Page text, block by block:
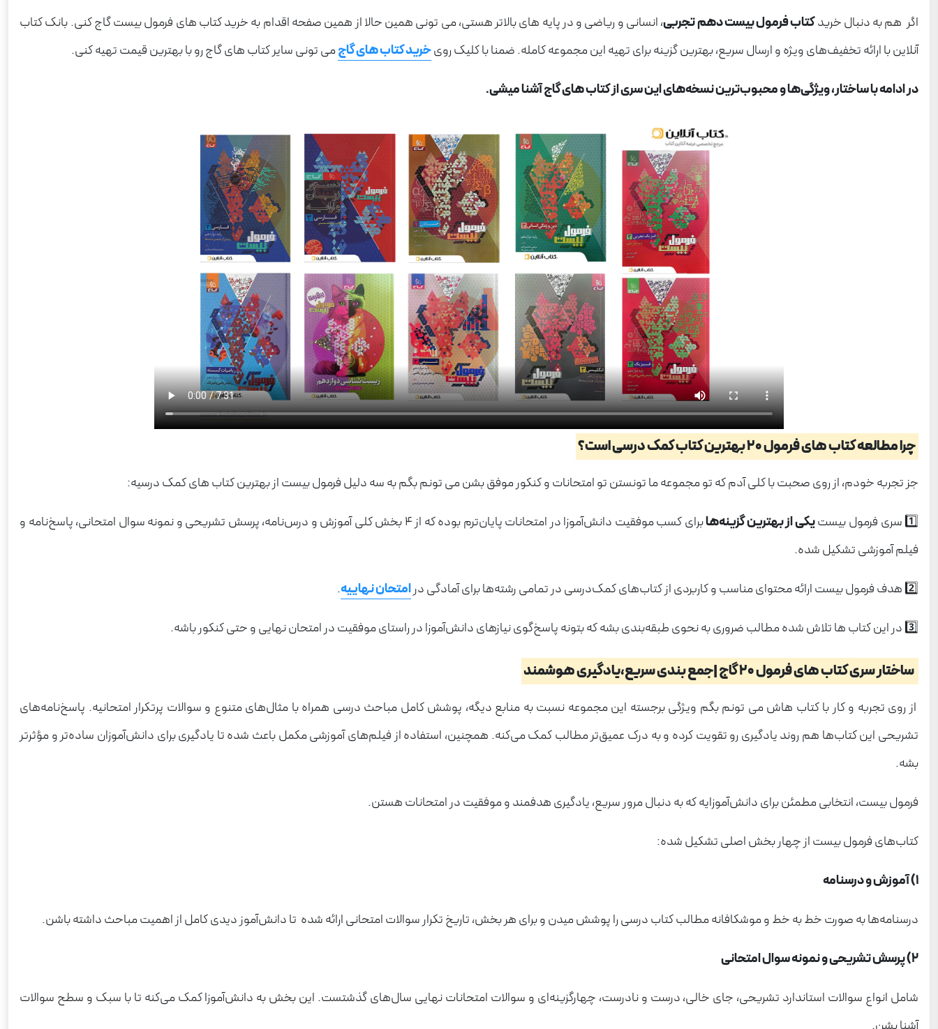
اگر هم به دنبال خریدکتاب فرمول بیست دهم تجربی، انسانی و ریاضی و در پایه های بالاتر هستی، می تونی همین حالا از همین صفحه اقدام به خرید کتاب های فرمول بیست گاج کنی. بانک کتاب
آنلاین با ارائه تخفیف‌های ویژه و ارسال سریع، بهترین گزینه برای تهیه این مجموعه کامله. ضمنا با کلیک رویخرید کتاب های گاجمی تونی سایر کتاب های گاج رو با بهترین قیمت تهیه کنی.
در ادامه با ساختار، ویژگی‌ها و محبوب‌ترین نسخه‌های این سری از کتاب های گاج آشنا میشی.
چرا مطالعه کتاب های فرمول 20 بهترین کتاب کمک درسی است؟
جز تجربه خودم، از روی صحبت با کلی آدم که تو مجموعه ما تونستن تو امتحانات و کنکور موفق بشن می تونم بگم به سه دلیل فرمول بیست از بهترین کتاب های کمک درسیه:
1️⃣ سری فرمول بیست یکی از بهترین گزینه‌ها
برای کسب موفقیت دانش‌‌آموزا در امتحانات پایان‌ترم بوده که از 4 بخش کلی آموزش و درس‌نامه، پرسش تشریحی و نمونه سوال امتحانی، پاسخ‌نامه و
فیلم آموزشی تشکیل شده.
2️⃣ هدف فرمول بیست ارائه محتوای مناسب و کاربردی از کتاب‌های کمک‌درسی در تمامی رشته‌ها برای آمادگی در امتحان نهاییه.
3️⃣ در این کتاب ها تلاش شده مطالب ضروری به نحوی طبقه‌بندی بشه که بتونه پاسخ‌گوی نیازهای دانش‌آموزا در راستای موفقیت در امتحان نهایی و حتی کنکور باشه.
ساختار سری کتاب های فرمول 20 گاج |جمع بندی سریع،یادگیری هوشمند
از روی تجربه و کار با کتاب هاش می تونم بگم ویژگی برجسته این مجموعه نسبت به منابع دیگه، پوشش کامل مباحث درسی همراه با مثال‌های متنوع و سوالات پرتکرار امتحانیه. پاسخ‌نامه‌های
تشریحی این کتاب‌ها هم روند یادگیری رو تقویت کرده و به درک عمیق‌تر مطالب کمک می‌کنه. همچنین، استفاده از فیلم‌های آموزشی مکمل باعث شده تا یادگیری برای دانش‌آموزان ساده‌تر و مؤثرتر
بشه.
فرمول بیست، انتخابی مطمئن برای دانش‌آموزایه که به دنبال مرور سریع، یادگیری هدفمند و موفقیت در امتحانات هستن.
کتاب‌های فرمول بیست از چهار بخش اصلی تشکیل شده‌:
1) آموزش و درسنامه
درسنامه‌ها به صورت خط به خط و موشکافانه مطالب کتاب درسی را پوشش میدن و برای هر بخش، تاریخ تکرار سوالات امتحانی ارائه شده تا دانش‌آموز دیدی کامل از اهمیت مباحث داشته باشن.
2) پرسش تشریحی و نمونه سوال امتحانی
شامل انواع سوالات استاندارد تشریحی، جای خالی، درست و نادرست، چهارگزینه‌ای و سوالات امتحانات نهایی سال‌های گذشتست. این بخش به دانش‌آموزا کمک می‌کنه تا با سبک و سطح سوالات